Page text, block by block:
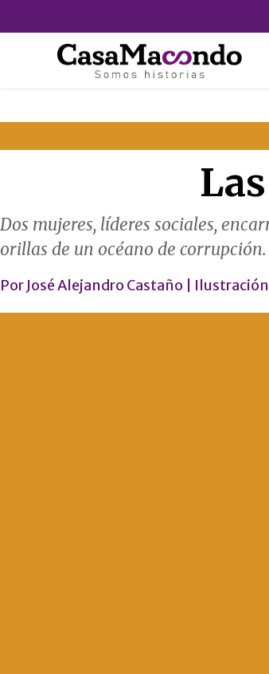
al
contenido
Dos mujeres, líderes sociales,
orillas de un océano de corrupción.
PorJosé Alejandro Castaño |